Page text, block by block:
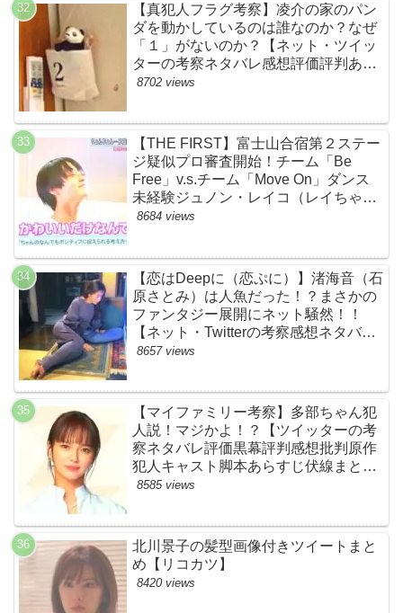
【真犯人フラグ考察】凌介の家のパン
ダを動かしているのは誰なのか？なぜ
「１」がないのか？【ネット・ツイッ
ターの考察ネタバレ感想評価評判あら
すじ原作犯人キャスト黒幕伏線まと
8702 views
【THE FIRST】富士山合宿第２ステー
ジ疑似プロ審査開始！チーム「Be
Free」v.s.チーム「Move On」ダンス
未経験ジュノン・レイコ（レイちゃ
ん）頑張れ！ルイルイかわいすぎる
BE:FIRST・ビーファースト】
8684 views
【恋はDeepに（恋ぷに）】渚海音（石
原さとみ）は人魚だった！？まさかの
ファンタジー展開にネット騒然！！
【ネット・Twitterの考察感想ネタバレ
評価評判あらすじまとめ】
8657 views
【マイファミリー考察】多部ちゃん犯
人説！マジかよ！？【ツイッターの考
察ネタバレ評価黒幕評判感想批判原作
犯人キャスト脚本あらすじ伏線まと
め・多部未華子】
8585 views
北川景子の髪型画像付きツイートまと
め【リコカツ】
8420 views